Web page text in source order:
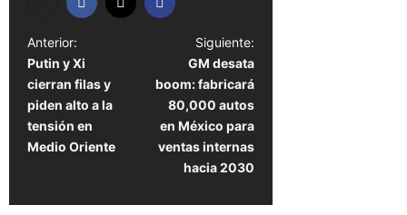
N
a
v
e
g
Anterior:
Putin y Xi
cierran filas y
piden alto a la
tensión en
Medio Oriente
Siguiente:
GM desata
boom: fabricará
80,000 autos
en México para
ventas internas
hacia 2030